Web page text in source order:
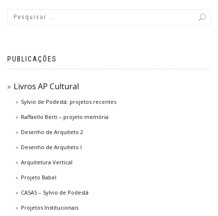
PUBLICAÇÕES
Livros AP Cultural
Sylvio de Podestá: projetos recentes
Raffaello Berti – projeto memória
Desenho de Arquiteto 2
Desenho de Arquiteto I
Arquitetura Vertical
Projeto Babel
CASAS – Sylvio de Podestá
Projetos Institucionais